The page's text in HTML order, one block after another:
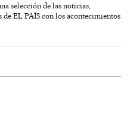
selección de las noticias,
EL PAÍS con los acontecimientos